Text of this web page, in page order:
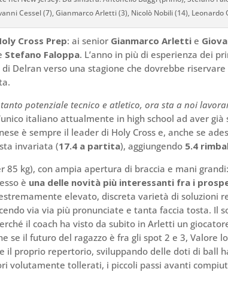
Cessel (7), Gianmarco Arletti (3), Nicolò Nobili (14), Leonardo
Cross Prep: ai senior Gianmarco Arletti e
Stefano Faloppa. L’anno in più di esperienza dei
Delran verso una stagione che dovrebbe
tanto potenziale tecnico e atletico, ora sta a noi
italiano attualmente in high school ad aver
è sempre il leader di Holy Cross e, anche se
invariata (17.4 a partita), aggiungendo 5.4
85 kg), con ampia apertura di braccia e mani
è una delle novità più interessanti fra i
elevato, discreta varietà di soluzioni
via via più pronunciate e tanta faccia tosta. Il
il coach ha visto da subito in Arletti un
se il futuro del ragazzo è fra gli spot 2 e 3, Valore
il proprio repertorio, sviluppando delle doti di ball
volutamente tollerati, i piccoli passi avanti